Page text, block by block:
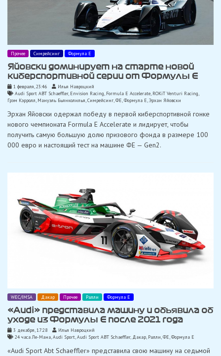
Прочее Симрейсинг Формула Е
Яйовски доминирует на старте новой
киберспортивной серии от Формулы Е
1 февраля, 23:46
Илья Навроцкий
Audi Sport ABT Schaeffler, Envision Racing Formula E Accelerate ROKiT Venturi Racing
Грэм Кэрролл Мануэль Бьянколилья Симрейсинг ФЕ Формула Е Эрхан Яйовски
Эрхан Яйовски одержал победу в первой киберспортивной гонке
нового чемпионата Formula E Accelerate и лидирует, чтобы
получить самую большую долю призового фонда в размере 100
000 евро и настоящий тест на машине ФЕ — Gen2.
WEC/IMSA Дакар Прочее Ралли Формула Е
«Audi» представила машину и объявила об
уходе из Формулы Е после 2021 года
3 декабря, 17:28
Илья Навроцкий
24 часа Ле-Мана,Audi Sport,Audi Sport ABT Schaeffler, Дакар, Ралли,ФЕ,Формула Е
«Audi Sport Abt Schaeffler» представила свою машину на седьмой